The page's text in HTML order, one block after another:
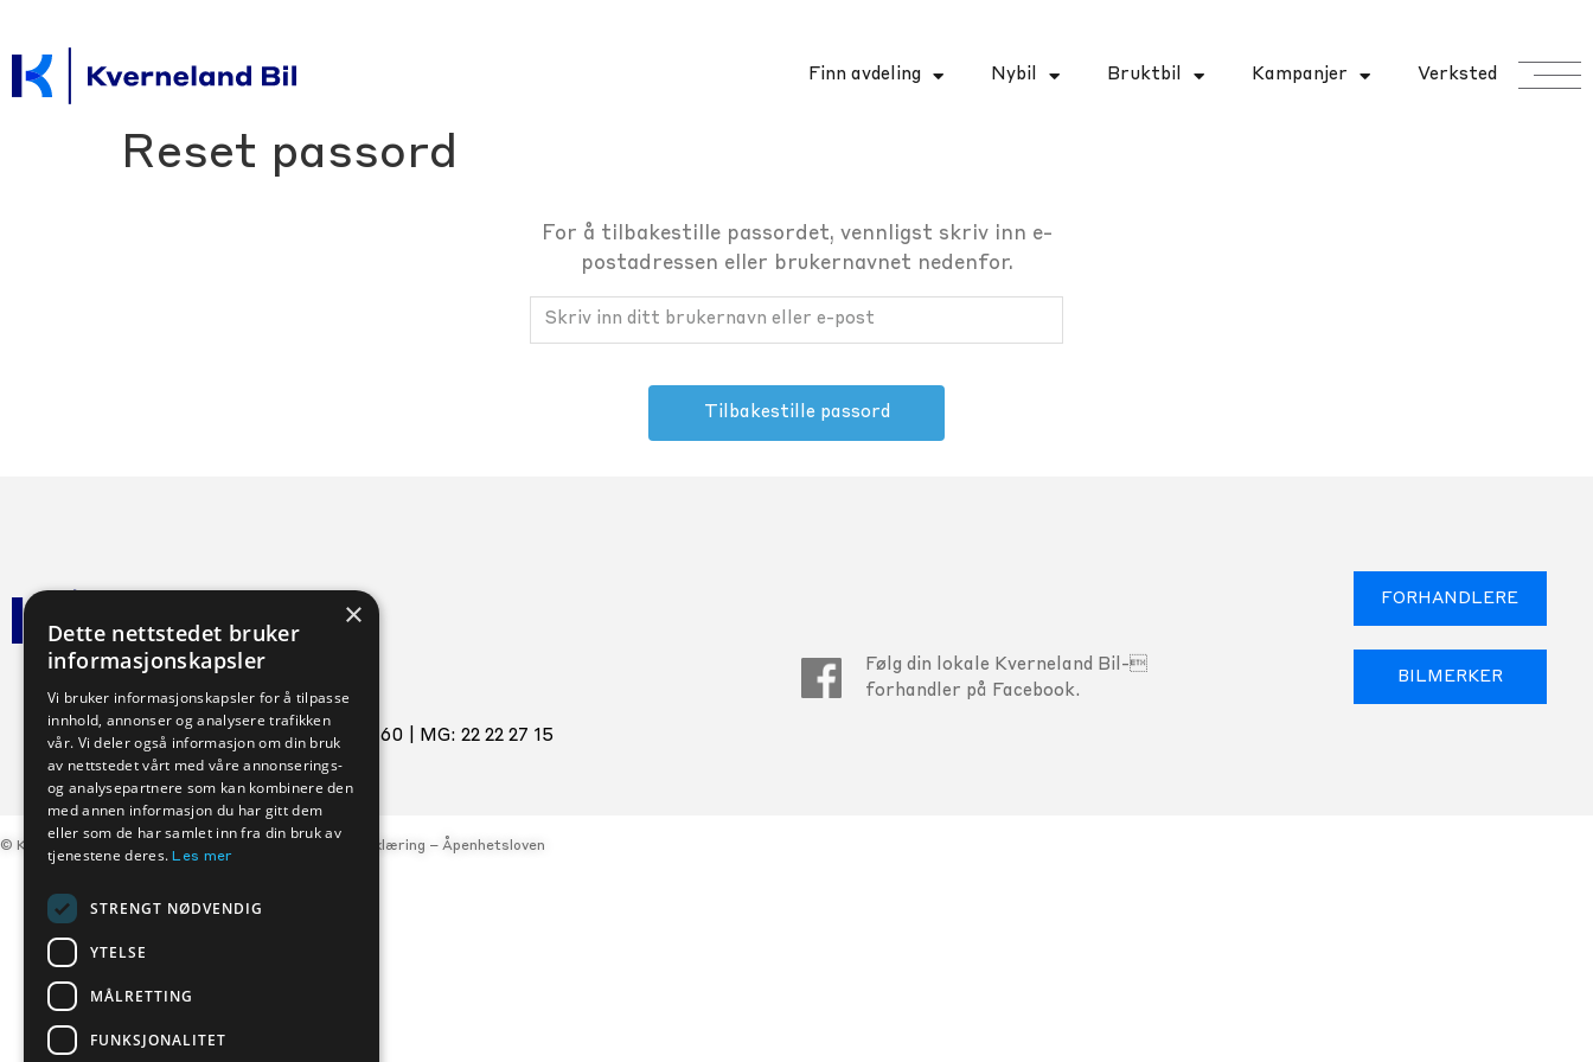
Finn avdeling Nybil Bruktbil Kampanjer Verksted
Reset passord
For å tilbakestille passordet, vennligst skriv inn e-
postadressen eller brukernavnet nedenfor.
Veihjelp:
Ford: 800 56 105 |Volvo: 800 30 060 MG: 22 22 27 15
Følg din lokale Kverneland Bil-
forhandler på Facebook.
FORHANDLERE
BILMERKER
© Kverneland Bil, org.nr. 977 047 684 – Personvernerklæring – Åpenhetsloven
×
Dette nettstedet bruker
informasjonskapsler
Vi bruker informasjonskapsler for å tilpasse
innhold, annonser og analysere trafikken
vår. Vi deler også informasjon om din bruk
av nettstedet vårt med våre annonserings-
og analysepartnere som kan kombinere den
med annen informasjon du har gitt dem
eller som de har samlet inn fra din bruk av
tjenestene deres.Les mer
STRENGT NØDVENDIG
YTELSE
MÅLRETTING
FUNKSJONALITET